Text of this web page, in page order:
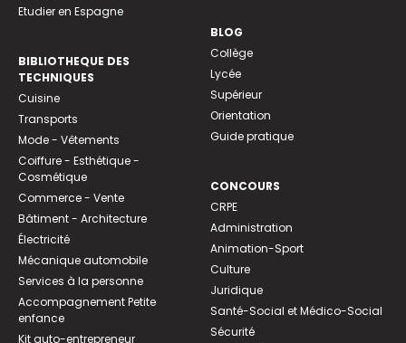
Etudier en Espagne
BIBLIOTHEQUE DES
TECHNIQUES
Cuisine
Transports
Mode - Vêtements
Coiffure - Esthétique -
Cosmétique
Commerce - Vente
Bâtiment - Architecture
Électricité
Mécanique automobile
Services à la personne
Accompagnement Petite
enfance
Kit auto-entrepreneur
BLOG
Collège
Lycée
Supérieur
Orientation
Guide pratique
CONCOURS
CRPE
Administration
Animation-Sport
Culture
Juridique
Santé-Social et Médico-Social
Sécurité